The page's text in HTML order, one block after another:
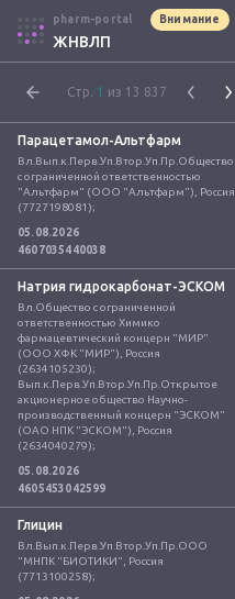
pharm-portal Внимание
ЖНВЛП
Стр. 1 из 13 837
Парацетамол-Альтфарм
Вл.Вып.к.Перв.Уп.Втор.Уп.Пр.Общество
с ограниченной ответственностью
"Альтфарм" (ООО "Альтфарм"), Россия
(7727198081);
05.08.2026
4607035440038
Натрия гидрокарбонат-ЭСКОМ
Вл.Общество с ограниченной
ответственностью Химико
фармацевтический концерн "МИР"
(ООО ХФК "МИР"), Россия
(2634105230);
Вып.к.Перв.Уп.Втор.Уп.Пр.Открытое
акционерное общество Научно-
производственный концерн "ЭСКОМ"
(ОАО НПК "ЭСКОМ"), Россия
(2634040279);
05.08.2026
4605453042599
Глицин
Вл.Вып.к.Перв.Уп.Втор.Уп.Пр.ООО
"МНПК "БИОТИКИ", Россия
(7713100258);